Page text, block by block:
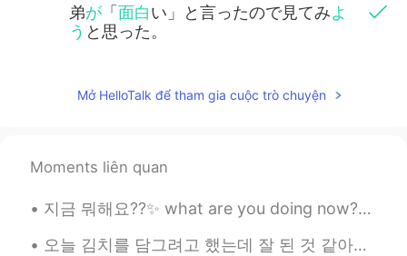
弟が 「面白い」と言ったので見てみよ
う と思った。
Mở HelloTalk để tham gia cuộc trò chuyện
Moments liên quan
지금 뭐해요??✨ what are you doing now??✨ Que estás haciendo ahora?✨✨ 나는 카페에 갔어~ I came to a café ~ vin...
오늘 김치를 담그려고 했는데 잘 된 것 같아요. 재료가 좀 부족했지만 최선을 다했어요! 며칠 동안 발효시킨 후에 먹도록 하겠습니다만, 저는 제 자신이 자랑스럽습니다~~ 김치...